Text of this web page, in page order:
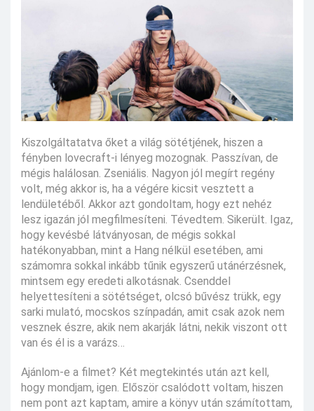
Kiszolgáltatatva őket a világ sötétjének, hiszen a
fényben lovecraft-i lényeg mozognak. Passzívan, de
mégis halálosan. Zseniális. Nagyon jól megírt regény
volt, még akkor is, ha a végére kicsit vesztett a
lendületéből. Akkor azt gondoltam, hogy ezt nehéz
lesz igazán jól megfilmesíteni. Tévedtem. Sikerült. Igaz,
hogy kevésbé látványosan, de mégis sokkal
hatékonyabban, mint a Hang nélkül esetében, ami
számomra sokkal inkább tűnik egyszerű utánérzésnek,
mintsem egy eredeti alkotásnak. Csenddel
helyettesíteni a sötétséget, olcsó bűvész trükk, egy
sarki mulató, mocskos színpadán, amit csak azok nem
vesznek észre, akik nem akarják látni, nekik viszont ott
van és él is a varázs…
Ajánlom-e a filmet? Két megtekintés után azt kell,
hogy mondjam, igen. Először csalódott voltam, hiszen
nem pont azt kaptam, amire a könyv után számítottam,